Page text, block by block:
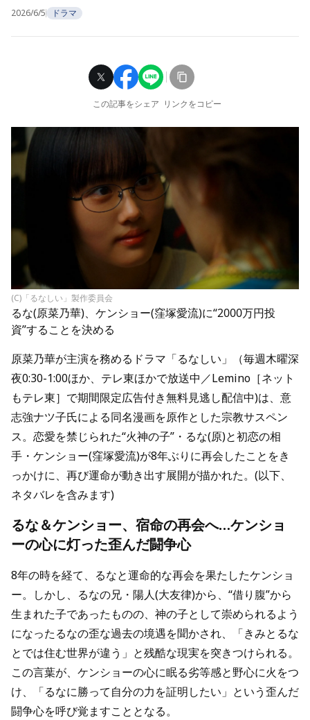
2026/6/5 ドラマ
この記事をシェア リンクをコピー
(C)「るなしい」製作委員会
るな(原菜乃華)、ケンショー(窪塚愛流)に“2000万円投
資”することを決める
原菜乃華が主演を務めるドラマ「るなしい」（毎週木曜深
夜0:30-1:00ほか、テレ東ほかで放送中／Lemino［ネット
もテレ東］で期間限定広告付き無料見逃し配信中)は、意
志強ナツ子氏による同名漫画を原作とした宗教サスペン
ス。恋愛を禁じられた“火神の子”・るな(原)と初恋の相
手・ケンショー(窪塚愛流)が8年ぶりに再会したことをき
っかけに、再び運命が動き出す展開が描かれた。(以下、
ネタバレを含みます)
るな＆ケンショー、宿命の再会へ…ケンショ
ーの心に灯った歪んだ闘争心
8年の時を経て、るなと運命的な再会を果たしたケンショ
ー。しかし、るなの兄・陽人(大友律)から、“借り腹”から
生まれた子であったものの、神の子として崇められるよう
になったるなの歪な過去の境遇を聞かされ、「きみとるな
とでは住む世界が違う」と残酷な現実を突きつけられる。
この言葉が、ケンショーの心に眠る劣等感と野心に火をつ
け、「るなに勝って自分の力を証明したい」という歪んだ
闘争心を呼び覚ますこととなる。